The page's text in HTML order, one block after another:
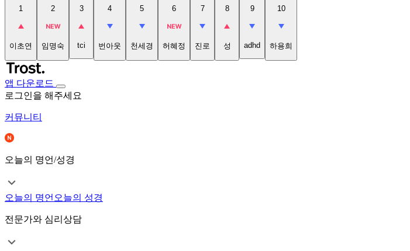
1
이초연
2
임명숙
3
tci
4
번아웃
5
천세경
6
허혜정
7
진로
8
성
9
adhd
10
하용희
앱 다운로드
로그인을 해주세요
커뮤니티
오늘의 명언/성경
오늘의 명언 오늘의 성경
전문가와 심리상담